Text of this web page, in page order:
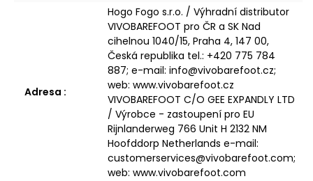
Adresa :
Hogo Fogo s.r.o. / Výhradní distributor
VIVOBAREFOOT pro ČR a SK Nad
cihelnou 1040/15, Praha 4, 147 00,
Česká republika tel.: +420 775 784
887; e-mail: info@vivobarefoot.cz;
web: www.vivobarefoot.cz
VIVOBAREFOOT C/O GEE EXPANDLY LTD
/ Výrobce - zastoupení pro EU
Rijnlanderweg 766 Unit H 2132 NM
Hoofddorp Netherlands e-mail:
customerservices@vivobarefoot.com;
web: www.vivobarefoot.com